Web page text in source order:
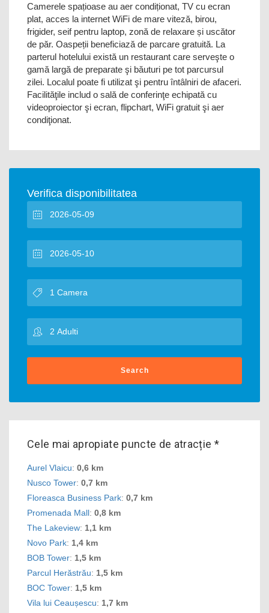
Camerele spațioase au aer condiționat, TV cu ecran
plat, acces la internet WiFi de mare viteză, birou,
frigider, seif pentru laptop, zonă de relaxare și uscător
de păr. Oaspeții beneficiază de parcare gratuită. La
parterul hotelului există un restaurant care serveşte o
gamă largă de preparate şi băuturi pe tot parcursul
zilei. Localul poate fi utilizat şi pentru întâlniri de afaceri.
Facilităţile includ o sală de conferinţe echipată cu
videoproiector şi ecran, flipchart, WiFi gratuit şi aer
condiţionat.
Verifica disponibilitatea
Search
Cele mai apropiate puncte de atracție *
Aurel Vlaicu: 0,6 km
Nusco Tower: 0,7 km
Floreasca Business Park: 0,7 km
Promenada Mall: 0,8 km
The Lakeview: 1,1 km
Novo Park: 1,4 km
BOB Tower: 1,5 km
Parcul Herăstrău: 1,5 km
BOC Tower: 1,5 km
Vila lui Ceaușescu: 1,7 km